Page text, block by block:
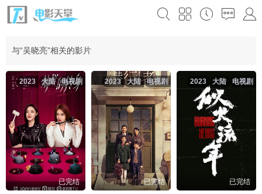
与“吴晓亮”相关的影片
电视剧
大陆
2023
已完结
电视剧
大陆
2023
已完结
电视剧
大陆
2023
已完结